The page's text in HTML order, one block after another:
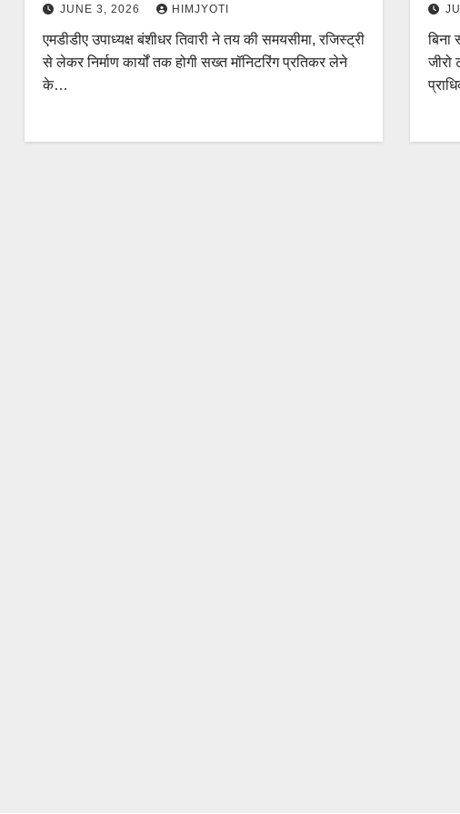
JUNE 3, 2026 HIMJYOTI
एमडीडीए उपाध्यक्ष बंशीधर तिवारी ने तय की समयसीमा, रजिस्ट्री
से लेकर निर्माण कार्यों तक होगी सख्त मॉनिटरिंग प्रतिकर लेने
के…
बिना
जीरो